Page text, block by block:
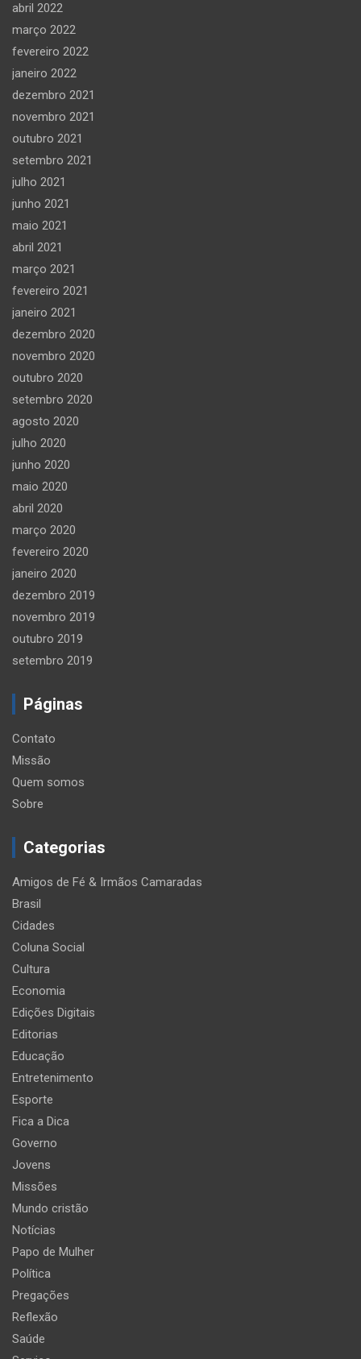
abril 2022
março 2022
fevereiro 2022
janeiro 2022
dezembro 2021
novembro 2021
outubro 2021
setembro 2021
julho 2021
junho 2021
maio 2021
abril 2021
março 2021
fevereiro 2021
janeiro 2021
dezembro 2020
novembro 2020
outubro 2020
setembro 2020
agosto 2020
julho 2020
junho 2020
maio 2020
abril 2020
março 2020
fevereiro 2020
janeiro 2020
dezembro 2019
novembro 2019
outubro 2019
setembro 2019
Páginas
Contato
Missão
Quem somos
Sobre
Categorias
Amigos de Fé & Irmãos Camaradas
Brasil
Cidades
Coluna Social
Cultura
Economia
Edições Digitais
Editorias
Educação
Entretenimento
Esporte
Fica a Dica
Governo
Jovens
Missões
Mundo cristão
Notícias
Papo de Mulher
Política
Pregações
Reflexão
Saúde